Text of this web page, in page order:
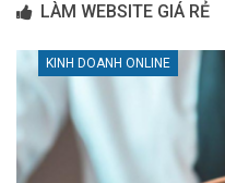
LÀM WEBSITE GIÁ RẺ
KINH DOANH ONLINE